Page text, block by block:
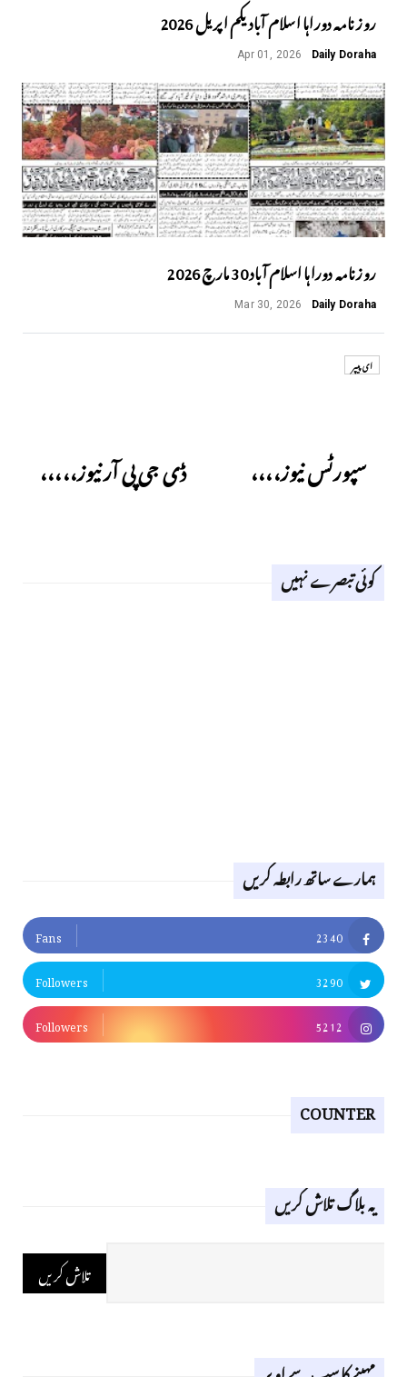
روز نامہ دوراہا اسلام آباد یکم اپریل 2026
Daily Doraha
Apr 01, 2026
روزنامہ دوراہا اسلام آباد 30 مارچ 2026
Daily Doraha
Mar 30, 2026
ای پیپر
سپورٹس نیوز،،،، ڈی جی پی آر نیوز،،،،،
کوئی تبصرے نہیں
ہمارے ساتھ رابطہ کریں
2340
Fans
3290
Followers
5212
Followers
COUNTER
یہ بلاگ تلاش کریں